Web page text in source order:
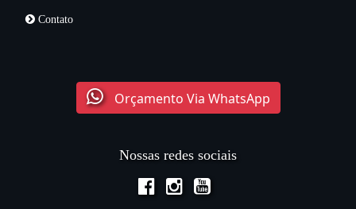
Contato
Orçamento Via WhatsApp
Nossas redes sociais